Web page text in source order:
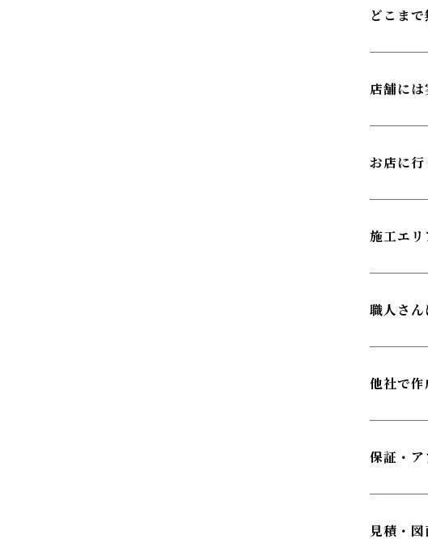
どこま
店舗に
お店に
施工エ
職人さ
他社で
保証・ア
見積・